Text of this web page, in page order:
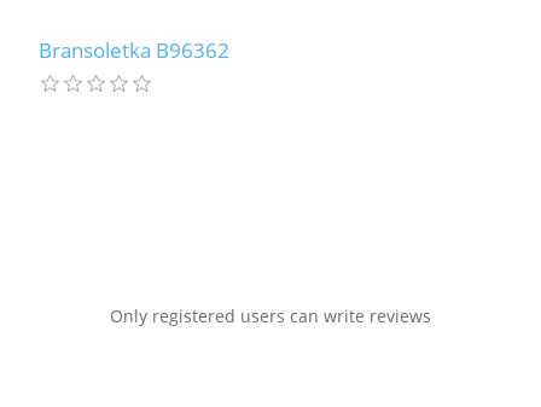
Bransoletka B96362
Only registered users can write reviews